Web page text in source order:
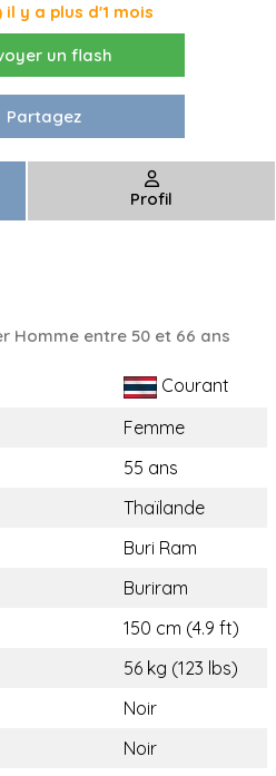
il y a plus d'1 mois
un flash
Partagez
Profil
Homme entre 50 et 66 ans
Courant
Femme
55 ans
Thaïlande
Buri Ram
Buriram
150 cm (4.9 ft)
56 kg (123 lbs)
Noir
Noir